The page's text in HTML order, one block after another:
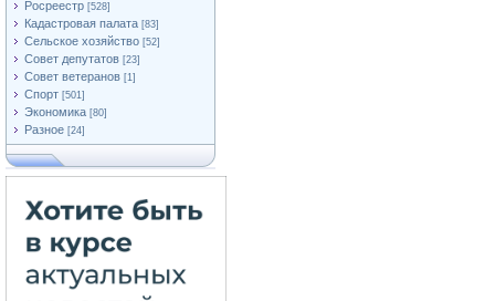
Росреестр [528]
Кадастровая палата [83]
Сельское хозяйство [52]
Совет депутатов [23]
Совет ветеранов [1]
Спорт [501]
Экономика [80]
Разное [24]